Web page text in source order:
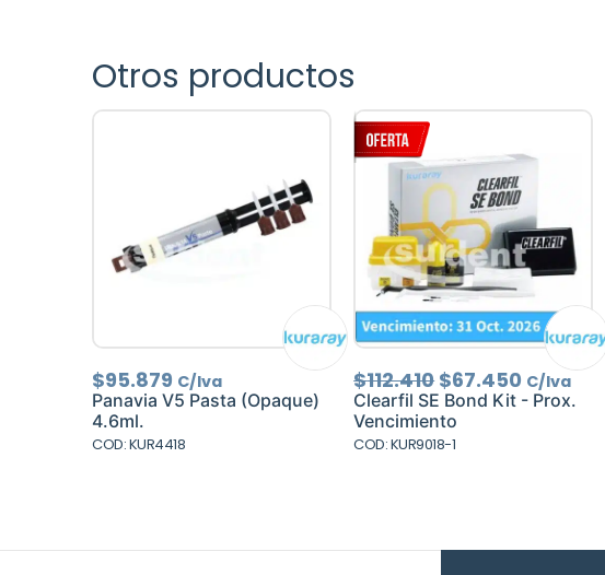
Otros productos
$95.879 C/Iva
Panavia V5 Pasta (Opaque)
4.6ml.
COD: KUR4418
$112.410El
precio
original
era:
$112.410.
$67.450 El
precio
C/Iva
Clearfil SE Bond Kit - Prox.
Vencimiento
COD: KUR9018-1